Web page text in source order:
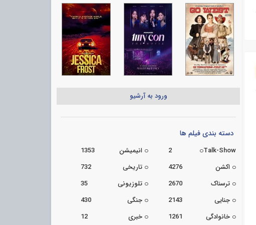
ورود به آرشیو
دسته بندی فیلم ها
Talk-Show
2 انیمیشن
1353
اکشن
4276 تاریخی
732
ترسناک
2670 تلوزیونی
35
جنایی
2143 جنگی
430
خانوادگی
1261 خبری
12